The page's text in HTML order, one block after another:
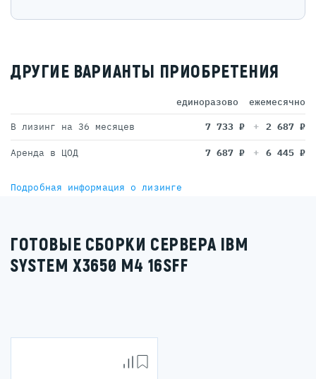
ДРУГИЕ ВАРИАНТЫ ПРИОБРЕТЕНИЯ
единоразово ежемесячно
В лизинг на 36 месяцев 7 733 ₽ 2 687 ₽
Аренда в ЦОД 7 687 ₽ 6 445 ₽
Подробная информация о лизинге
ГОТОВЫЕ СБОРКИ СЕРВЕРА IBM
SYSTEM X3650 M4 16SFF